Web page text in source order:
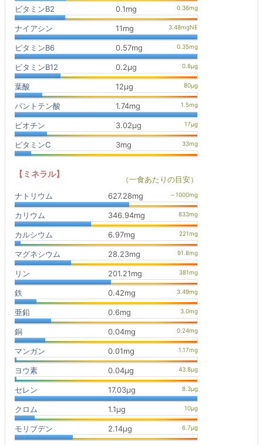
ビタミンB2 0.1mg
ナイアシン 11mg
ビタミンB6 0.57mg
ビタミンB12 0.2μg
葉酸 12μg
パントテン酸 1.74mg
ビオチン 3.02μg
ビタミンC 3mg
【ミネラル】
（一食あたりの目安）
ナトリウム
627.28mg
カリウム 346.94mg
カルシウム 6.97mg
マグネシウム 28.23mg
リン 201.21mg
鉄 0.42mg
亜鉛 0.6mg
銅 0.04mg
マンガン 0.01mg
ヨウ素 0.04μg
セレン 17.03μg
クロム 1.1μg
モリブデン 2.14μg